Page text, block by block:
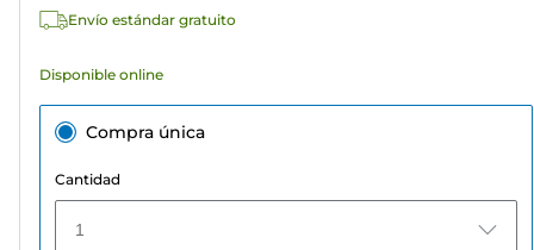
Envío estándar gratuito
Disponible online
Compra única
Cantidad
1